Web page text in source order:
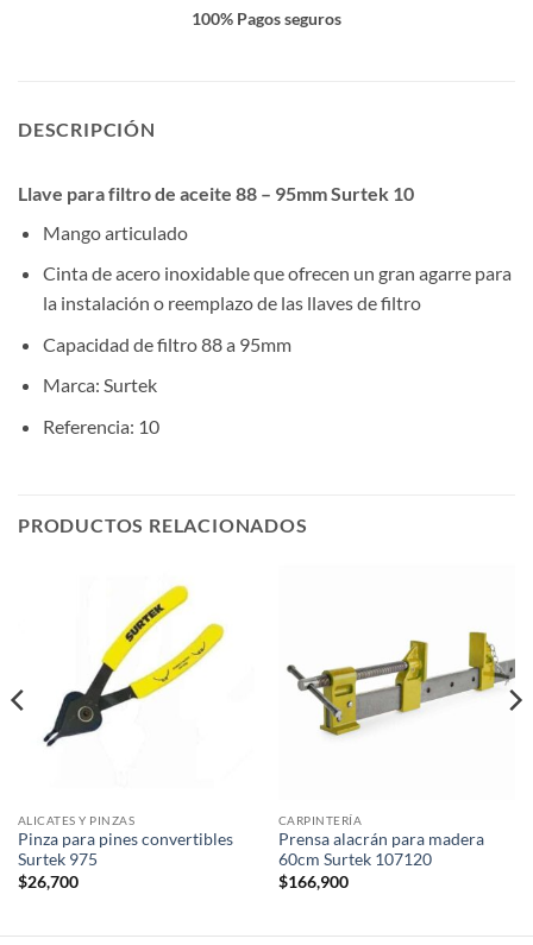
100% Pagos seguros
DESCRIPCIÓN
Llave para filtro de aceite 88 – 95mm Surtek 10
Mango articulado
Cinta de acero inoxidable que ofrecen un gran agarre para
la instalación o reemplazo de las llaves de filtro
Capacidad de filtro 88 a 95mm
Marca: Surtek
Referencia: 10
PRODUCTOS RELACIONADOS
ALICATES Y PINZAS
Pinza para pines convertibles
Surtek 975
$26,700
CARPINTERÍA
Prensa alacrán para madera
60cm Surtek 107120
$166,900